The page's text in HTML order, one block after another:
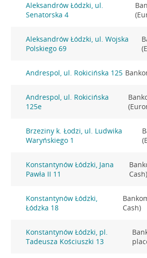
Aleksandrów Łódzki, ul.
Senatorska 4
Aleksandrów Łódzki, ul. Wojska
Polskiego 69
Andrespol, ul. Rokicińska 125
Andrespol, ul. Rokicińska
125e
Brzeziny k. Łodzi, ul. Ludwika
Waryńskiego 1
Konstantynów Łódzki, Jana
Pawła II 11
Cash)
Konstantynów Łódzki,
Łódzka 18
Cash)
Konstantynów Łódzki, pl.
Tadeusza Kościuszki 13